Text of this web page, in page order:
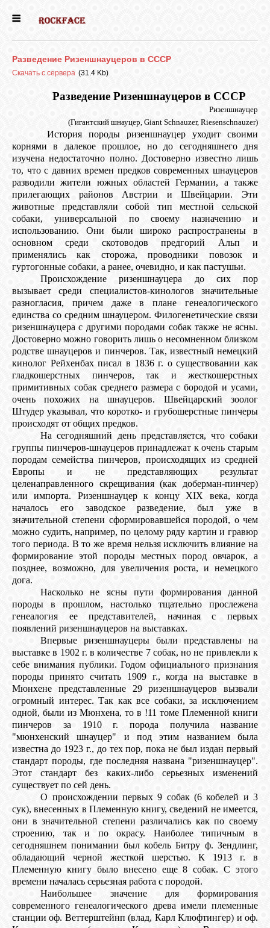
ДЕВОЧКИ
НОВОСТИ
ВЫПУСКНИКИ
ПОЧИТАТЬ
КОШКИ
СВЯЗЬ
VK
Разведение Ризеншнауцеров в СССР
Скачать с сервера (31.4 Kb)
Разведение Ризеншнауцеров в СССР
Ризеншнауцер
(Гигантский шнауцер, Giant Schnauzer, Riesenschnauzer)
История породы ризеншнауцер уходит своими
корнями в далекое прошлое, но до сегодняшнего дня
изучена недостаточно полно. Достоверно известно лишь
то, что с давних времен предков современных шнауцеров
разводили жители южных областей Германии, а также
прилегающих районов Австрии и Швейцарии. Эти
животные представляли собой тип местной сельской
собаки, универсальной по своему назначению и
использованию. Они были широко распространены в
основном среди скотоводов предгорий Альп и
применялись как сторожа, проводники повозок и
гуртогонные собаки, а ранее, очевидно, и как пастушьи.
Происхождение ризеншнауцера до сих пор
вызывает среди специалистов-кинологов значительные
разногласия, причем даже в плане генеалогического
единства со средним шнауцером. Филогенетические связи
ризеншнауцера с другими породами собак также не ясны.
Достоверно можно говорить лишь о несомненном близком
родстве шнауцеров и пинчеров. Так, известный немецкий
кинолог Рейхенбах писал в 1836 г. о существовании как
гладкошерстных пинчеров, так и жесткошерстных
примитивных собак среднего размера с бородой и усами,
очень похожих на шнауцеров. Швейцарский зоолог
Штудер указывал, что коротко- и грубошерстные пинчеры
происходят от общих предков.
На сегодняшний день представляется, что собаки
группы пинчеров-шнауцеров принадлежат к очень старым
породам семейства пинчеров, происходящих из средней
Европы и не представляющих результат
целенаправленного скрещивания (как доберман-пинчер)
или импорта. Ризеншнауцер к концу XIX века, когда
началось его заводское разведение, был уже в
значительной степени сформировавшейся породой, о чем
можно судить, например, по целому ряду картин и гравюр
того периода. В то же время нельзя исключить влияние на
формирование этой породы местных пород овчарок, а
позднее, возможно, для увеличения роста, и немецкого
дога.
Насколько не ясны пути формирования данной
породы в прошлом, настолько тщательно прослежена
генеалогия ее представителей, начиная с первых
появлений ризеншнауцеров на выставках.
Впервые ризеншнауцеры были представлены на
выставке в 1902 г. в количестве 7 собак, но не привлекли к
себе внимания публики. Годом официального признания
породы принято считать 1909 г., когда на выставке в
Мюнхене представленные 29 ризеншнауцеров вызвали
огромный интерес. Так как все собаки, за исключением
одной, были из Мюнхена, то в !11 томе Племенной книги
пинчеров за 1910 г. порода получила название
"мюнхенский шнауцер" и под этим названием была
известна до 1923 г., до тех пор, пока не был издан первый
стандарт породы, где последняя названа "ризеншнауцер".
Этот стандарт без каких-либо серьезных изменений
существует по сей день.
О происхождении первых 9 собак (6 кобелей и 3
сук), внесенных в Племенную книгу, сведений не имеется,
они в значительной степени различались как по своему
строению, так и по окрасу. Наиболее типичным в
сегодняшнем понимании был кобель Битру ф. Зендлинг,
обладающий черной жесткой шерстью. К 1913 г. в
Племенную книгу было внесено еще 8 собак. С этого
времени началась серьезная работа с породой.
Наибольшее значение для формирования
современного генеалогического древа имели племенные
станции оф. Веттерштейнп (влад, Карл Клюфтингер) и оф.